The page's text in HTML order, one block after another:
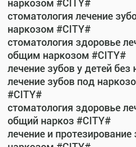
наркозом #CITY#
стоматология лечение
наркозом #CITY#
стоматология здоровье
общим наркозом #CITY#
лечение зубов у детей без
лечение зубов под
#CITY#
стоматология здоровье
общий наркоз #CITY#
лечение и